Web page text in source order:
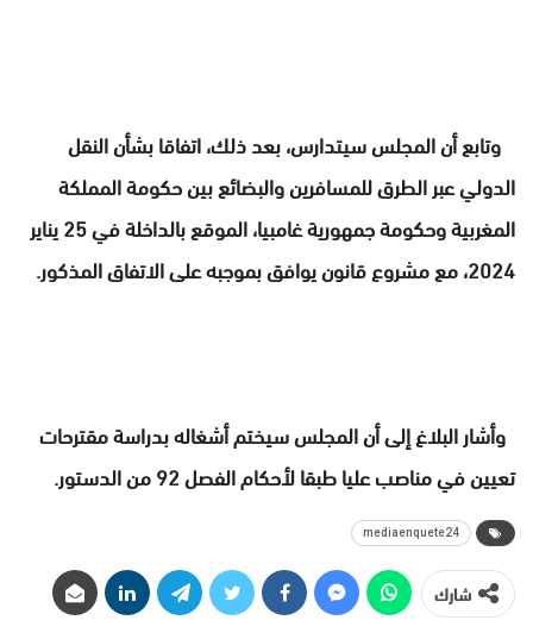
وتابع أن المجلس سيتدارس، بعد ذلك، اتفاقا بشأن النقل
الدولي عبر الطرق للمسافرين والبضائع بين حكومة المملكة
المغربية وحكومة جمهورية غامبيا، الموقع بالداخلة في 25 يناير
2024، مع مشروع قانون يوافق بموجبه على الاتفاق المذكور.
وأشار البلاغ إلى أن المجلس سيختم أشغاله بدراسة مقترحات
تعيين في مناصب عليا طبقا لأحكام الفصل 92 من الدستور.
mediaenquete24
شارك